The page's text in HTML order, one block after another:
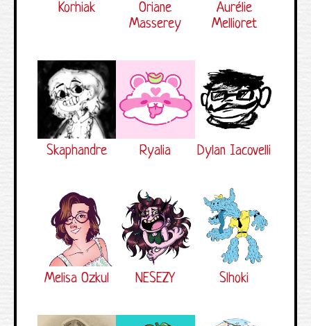
Korhiak
Oriane
Masserey
Aurélie
Mellioret
Skaphandre Ryalia Dylan Iacovelli
Melisa Ozkul NESEZY Slhoki